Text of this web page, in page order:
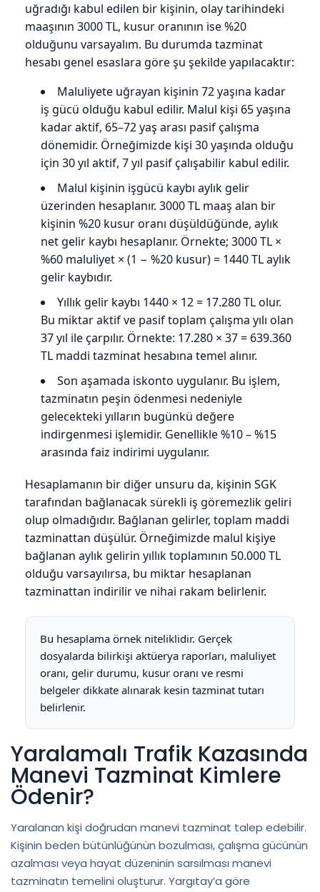
uğradığı kabul edilen bir kişinin, olay tarihindeki
maaşının 3000 TL, kusur oranının ise %20
olduğunu varsayalım. Bu durumda tazminat
hesabı genel esaslara göre şu şekilde yapılacaktır:
Maluliyete uğrayan kişinin 72 yaşına kadar
iş gücü olduğu kabul edilir. Malul kişi 65 yaşına
kadar aktif, 65–72 yaş arası pasif çalışma
dönemidir. Örneğimizde kişi 30 yaşında olduğu
için 30 yıl aktif, 7 yıl pasif çalışabilir kabul edilir.
Malul kişinin işgücü kaybı aylık gelir
üzerinden hesaplanır. 3000 TL maaş alan bir
kişinin %20 kusur oranı düşüldüğünde, aylık
net gelir kaybı hesaplanır. Örnekte; 3000 TL ×
%60 maluliyet × (1 − %20 kusur) = 1440 TL aylık
gelir kaybıdır.
Yıllık gelir kaybı 1440 × 12 = 17.280 TL olur.
Bu miktar aktif ve pasif toplam çalışma yılı olan
37 yıl ile çarpılır. Örnekte: 17.280 × 37 = 639.360
TL maddi tazminat hesabına temel alınır.
Son aşamada iskonto uygulanır. Bu işlem,
tazminatın peşin ödenmesi nedeniyle
gelecekteki yılların bugünkü değere
indirgenmesi işlemidir. Genellikle %10 – %15
arasında faiz indirimi uygulanır.
Hesaplamanın bir diğer unsuru da, kişinin SGK
tarafından bağlanacak sürekli iş göremezlik geliri
olup olmadığıdır. Bağlanan gelirler, toplam maddi
tazminattan düşülür. Örneğimizde malul kişiye
bağlanan aylık gelirin yıllık toplamının 50.000 TL
olduğu varsayılırsa, bu miktar hesaplanan
tazminattan indirilir ve nihai rakam belirlenir.
Bu hesaplama örnek niteliklidir. Gerçek
dosyalarda bilirkişi aktüerya raporları, maluliyet
oranı, gelir durumu, kusur oranı ve resmi
belgeler dikkate alınarak kesin tazminat tutarı
belirlenir.
Yaralamalı Trafik Kazasında
Manevi Tazminat Kimlere
Ödenir?
Yaralanan kişi doğrudan manevi tazminat talep edebilir.
Kişinin beden bütünlüğünün bozulması, çalışma gücünün
azalması veya hayat düzeninin sarsılması manevi
tazminatın temelini oluşturur. Yargıtay’a göre